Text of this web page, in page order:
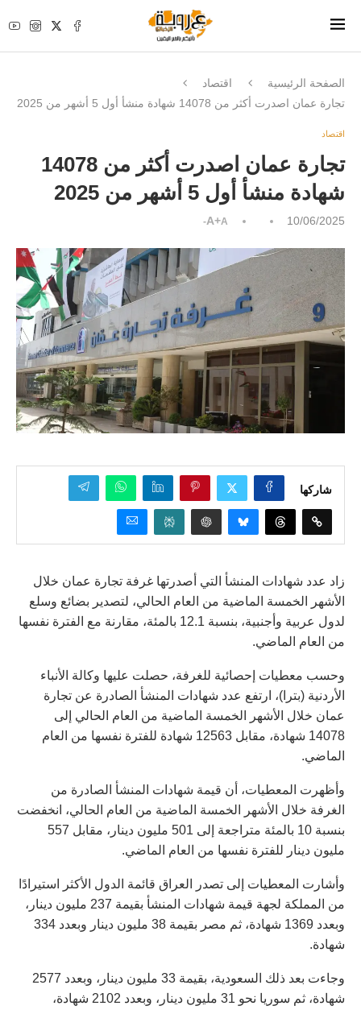
الصفحة الرئيسية
اقتصاد
تجارة عمان اصدرت أكثر من 14078 شهادة منشأ أول 5 أشهر من 2025
اقتصاد
تجارة عمان اصدرت أكثر من 14078
شهادة منشأ أول 5 أشهر من 2025
10/06/2025
A+A-
شاركها
زاد عدد شهادات المنشأ التي أصدرتها غرفة تجارة عمان خلال
الأشهر الخمسة الماضية من العام الحالي، لتصدير بضائع وسلع
لدول عربية وأجنبية، بنسبة 12.1 بالمئة، مقارنة مع الفترة نفسها
من العام الماضي.
وحسب معطيات إحصائية للغرفة، حصلت عليها وكالة الأنباء
الأردنية (بترا)، ارتفع عدد شهادات المنشأ الصادرة عن تجارة
عمان خلال الأشهر الخمسة الماضية من العام الحالي إلى
14078 شهادة، مقابل 12563 شهادة للفترة نفسها من العام
الماضي.
وأظهرت المعطيات، أن قيمة شهادات المنشأ الصادرة من
الغرفة خلال الأشهر الخمسة الماضية من العام الحالي، انخفضت
بنسبة 10 بالمئة متراجعة إلى 501 مليون دينار، مقابل 557
مليون دينار للفترة نفسها من العام الماضي.
وأشارت المعطيات إلى تصدر العراق قائمة الدول الأكثر استيرادًا
من المملكة لجهة قيمة شهادات المنشأ بقيمة 237 مليون دينار،
وبعدد 1369 شهادة، ثم مصر بقيمة 38 مليون دينار وبعدد 334
شهادة.
وجاءت بعد ذلك السعودية، بقيمة 33 مليون دينار، وبعدد 2577
شهادة، ثم سوريا نحو 31 مليون دينار، وبعدد 2102 شهادة،